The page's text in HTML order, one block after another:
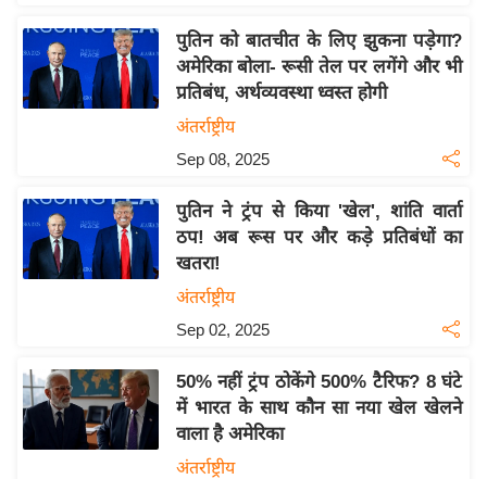
त
वि
शे
य
ब
ज
क्रि
के
ट
पुतिन को बातचीत के लिए झुकना पड़ेगा?
अमेरिका बोला- रूसी तेल पर लगेंगे और भी
प्रतिबंध, अर्थव्यवस्था ध्वस्त होगी
अंतर्राष्ट्रीय
Sep 08, 2025
पुतिन ने ट्रंप से किया 'खेल', शांति वार्ता
ठप! अब रूस पर और कड़े प्रतिबंधों का
खतरा!
अंतर्राष्ट्रीय
Sep 02, 2025
50% नहीं ट्रंप ठोकेंगे 500% टैरिफ? 8 घंटे
में भारत के साथ कौन सा नया खेल खेलने
वाला है अमेरिका
अंतर्राष्ट्रीय